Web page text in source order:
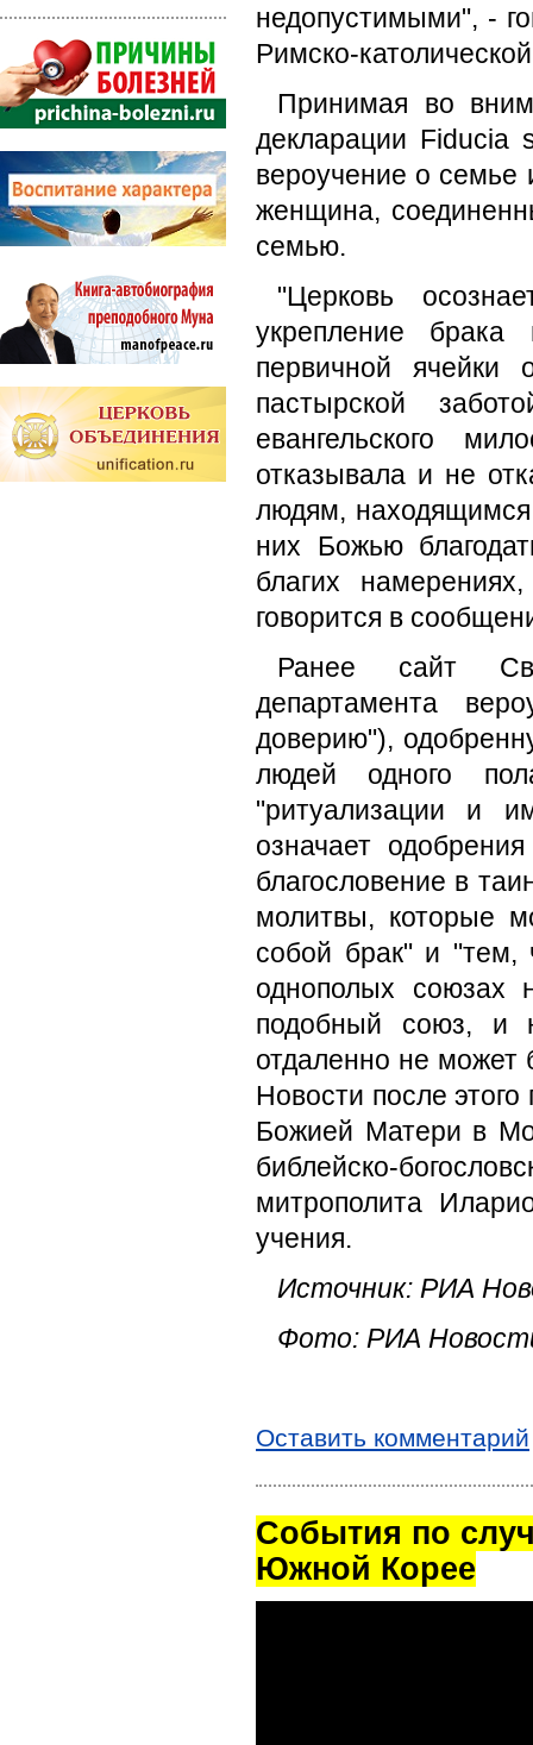
недопустимыми", -
Римско-
Принимая во
декларации Fiducia
вероучение о семье
женщина,
семью.
"Церковь
укрепление
первичной ячейки
пастырской
евангельского
отказывала и не
людям,
них Божью
благих
говорится в
Ранее сайт
департамента
доверию"),
людей одного
"ритуализации и
означает
благословение в
молитвы, которые
собой брак" и "тем,
однополых союзах
подобный союз, и
отдаленно не может
Новости после
Божией Матери в
библейско-
митрополита
учения.
Источник: РИА
Фото: РИА
Оставить комментарий
Cобытия по
Южной Корее